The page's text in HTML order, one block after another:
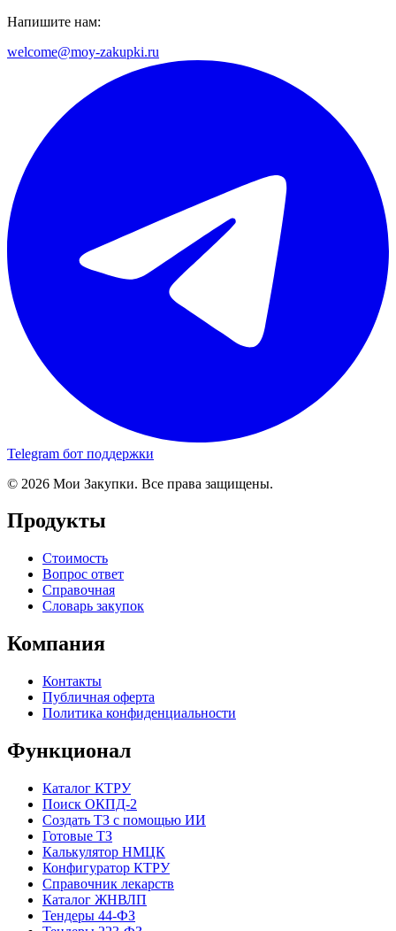
Напишите нам:
welcome@moy-zakupki.ru
Telegram бот поддержки
© 2026 Мои Закупки. Все права защищены.
Продукты
Стоимость
Вопрос ответ
Справочная
Словарь закупок
Компания
Контакты
Публичная оферта
Политика конфиденциальности
Функционал
Каталог КТРУ
Поиск ОКПД-2
Создать ТЗ с помощью ИИ
Готовые ТЗ
Калькулятор НМЦК
Конфигуратор КТРУ
Справочник лекарств
Каталог ЖНВЛП
Тендеры 44-ФЗ